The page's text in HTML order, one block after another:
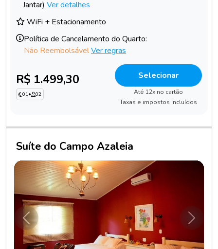
Jantar) Ver detalhes
WiFi + Estacionamento
Política de Cancelamento do Quarto:
Não ReembolsávelVer regras
R$ 1.499,30
01• 02
Selecionar
Até 12x no cartão
Taxas e impostos incluídos
Suíte do Campo Azaleia
Anterior